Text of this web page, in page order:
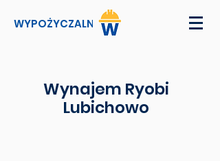
WYPOŻYCZALNI
Wynajem Ryobi
Lubichowo